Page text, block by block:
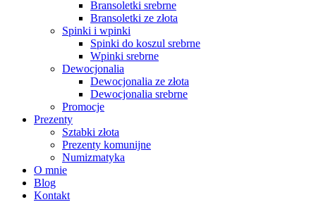
Bransoletki srebrne
Bransoletki ze złota
Spinki i wpinki
Spinki do koszul srebrne
Wpinki srebrne
Dewocjonalia
Dewocjonalia ze złota
Dewocjonalia srebrne
Promocje
Prezenty
Sztabki złota
Prezenty komunijne
Numizmatyka
O mnie
Blog
Kontakt